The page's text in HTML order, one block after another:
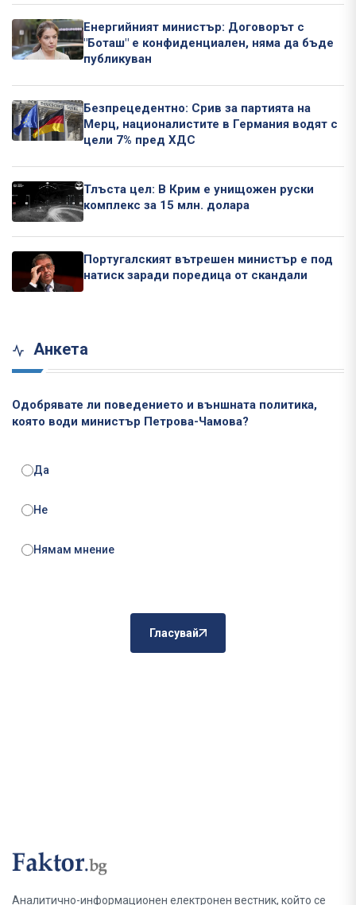
Енергийният министър: Договорът с
"Боташ" е конфиденциален, няма да бъде
публикуван
Безпрецедентно: Срив за партията на
Мерц, националистите в Германия водят с
цели 7% пред ХДС
Тлъста цел: В Крим е унищожен руски
комплекс за 15 млн. долара
Португалският вътрешен министър е под
натиск заради поредица от скандали
Анкета
Одобрявате ли поведението и външната политика,
която води министър Петрова-Чамова?
Да
Не
Нямам мнение
Гласувай
Аналитично-информационен електронен вестник, който се